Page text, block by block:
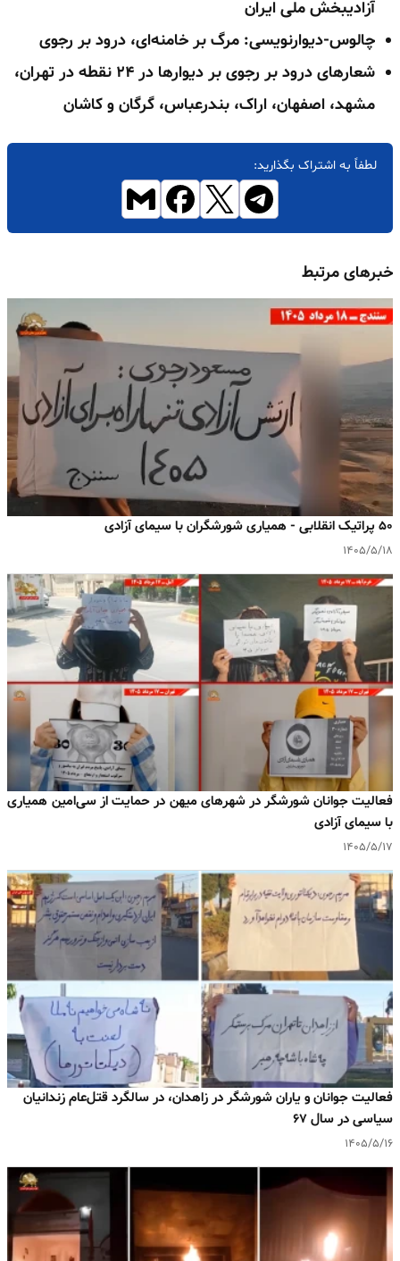
آزادیبخش ملی ایران
چالوس-دیوارنویسی: مرگ بر خامنه‌ای، درود بر رجوی
شعارهای درود بر رجوی بر دیوارها در ۲۴ نقطه در تهران،
مشهد، اصفهان، اراک، بندرعباس، گرگان و کاشان
لطفاً به اشتراک بگذارید:
خبرهای مرتبط
۵۰ پراتیک انقلابی - همیاری شورشگران با سیمای آزادی
۱۴۰۵/۵/۱۸
فعالیت جوانان شورشگر در شهرهای میهن در حمایت از سی‌امین همیاری
با سیمای آزادی
۱۴۰۵/۵/۱۷
فعالیت جوانان و یاران شورشگر در زاهدان، در سالگرد قتل‌عام زندانیان
سیاسی در سال ۶۷
۱۴۰۵/۵/۱۶